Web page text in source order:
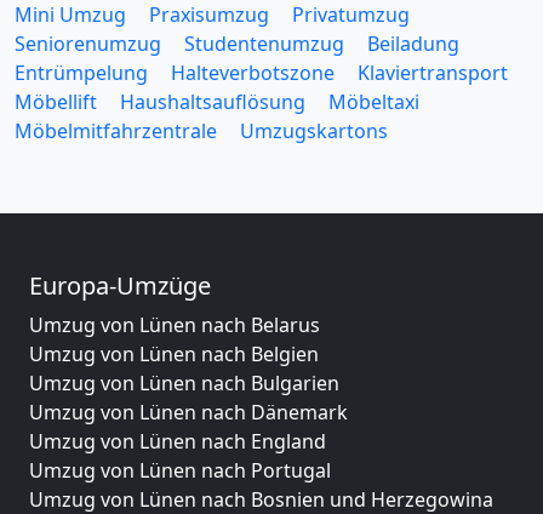
Mini Umzug
Praxisumzug
Privatumzug
Seniorenumzug
Studentenumzug
Beiladung
Entrümpelung
Halteverbotszone
Klaviertransport
Möbellift
Haushaltsauflösung
Möbeltaxi
Möbelmitfahrzentrale
Umzugskartons
Europa-Umzüge
Umzug von Lünen nach Belarus
Umzug von Lünen nach Belgien
Umzug von Lünen nach Bulgarien
Umzug von Lünen nach Dänemark
Umzug von Lünen nach England
Umzug von Lünen nach Portugal
Umzug von Lünen nach Bosnien und Herzegowina